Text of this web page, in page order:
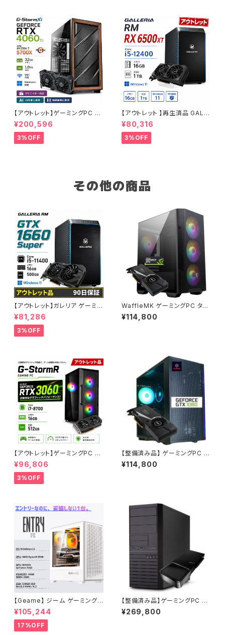
【アウトレット】ゲーミングPC 未
使用品 RTX4060Ti Ryzen7
5700X メモリ32GB SSD1TB
AI 動画編集 90日保証 G-Stor
m
¥200,596
3%OFF
【アウトレット 】再生済品 GALL
ERIA RM RX 6500XT Core i
5-12400 メモリ16GB SSD1T
B ゲーミングPC 整備済み品 9
0日保証
¥80,316
3%OFF
その他の商品
【アウトレット】ガレリア ゲーミン
グパソコン GTX 1660 Super
Core i5-11400 メモリ16GB S
SD500GB 90日保証 他メーカ
ー整備済み品
¥81,286
3%OFF
WaffleMK ゲーミングPC タワ
ー型 G-Stormシリーズ AMD
GeForce 16GBメモリ Windo
¥114,800
【アウトレット】ゲーミングPC G-
StormR RTX 3060 Core i7-
8700 メモリ16GB SSD512GB
特価品 90日保証
¥96,806
3%OFF
【整備済み品】 ゲーミングPC タ
ワー型 G-Stormシリーズ AM
D Ryzen 5 5500 CPU - GeF
¥114,800
【Geame】 ジーム ゲーミングP
C デスクトップ Certified GPU
RTX2060 Ryzen5 3500 メ
モリ16GB SSD 500GB WiFi
Windows11 動画編集 G-Stor
¥105,244
17%OFF
【整備済み品】ゲーミングPC タ
ワー型 Monarch FE Core i9-
13900 - GeForce RTX 307
¥269,800